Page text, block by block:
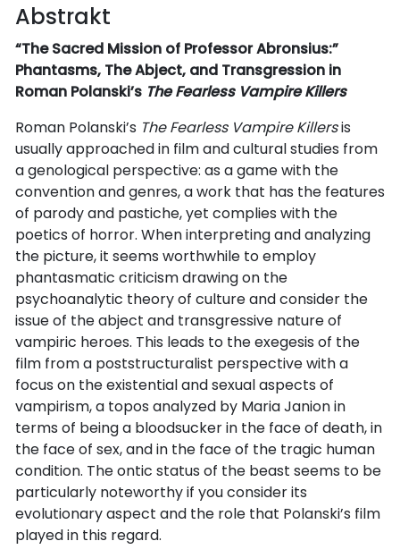
Abstrakt
“The Sacred Mission of Professor Abronsius:”
Phantasms, The Abject, and Transgression in
Roman Polanski’s The Fearless Vampire Killers
Roman Polanski’s The Fearless Vampire Killersis
usually approached in film and cultural studies from
a genological perspective: as a game with the
convention and genres, a work that has the features
of parody and pastiche, yet complies with the
poetics of horror. When interpreting and analyzing
the picture, it seems worthwhile to employ
phantasmatic criticism drawing on the
psychoanalytic theory of culture and consider the
issue of the abject and transgressive nature of
vampiric heroes. This leads to the exegesis of the
film from a poststructuralist perspective with a
focus on the existential and sexual aspects of
vampirism, a topos analyzed by Maria Janion in
terms of being a bloodsucker in the face of death, in
the face of sex, and in the face of the tragic human
condition. The ontic status of the beast seems to be
particularly noteworthy if you consider its
evolutionary aspect and the role that Polanski’s film
played in this regard.